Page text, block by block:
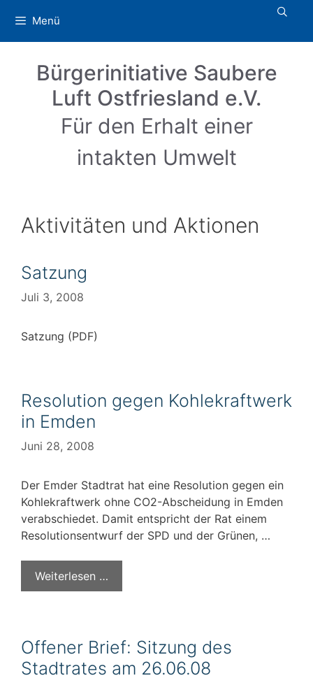
Inhalt
springen
Menü
Bürgerinitiative Saubere
Luft Ostfriesland e.V.
Für den Erhalt einer
intakten Umwelt
Aktivitäten und Aktionen
Satzung
Juli 3, 2008
Satzung (PDF)
Resolution gegen Kohlekraftwerk
in Emden
Juni 28, 2008
Der Emder Stadtrat hat eine Resolution gegen ein
Kohlekraftwerk ohne CO2-Abscheidung in Emden
verabschiedet. Damit entspricht der Rat einem
Resolutionsentwurf der SPD und der Grünen, …
Weiterlesen …
Offener Brief: Sitzung des
Stadtrates am 26.06.08